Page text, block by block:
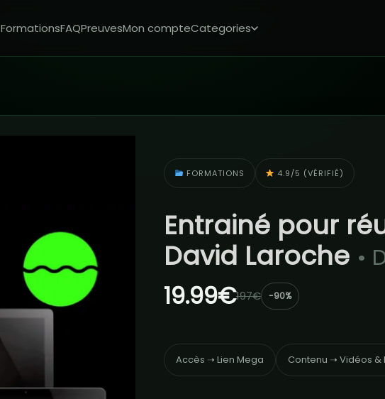
FormationsFAQPreuvesMon compteCategories
FORMATIONS 4.9/5 (VÉRIFIÉ)
Entrainé pour
David Laroche •
19.99€197€ -90%
Accès ➝ Lien Mega Contenu ➝ Vidéos &